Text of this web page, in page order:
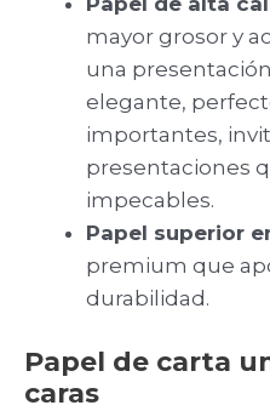
mayor grosor y
una
elegante,
importantes,
presentaciones
impecables.
Papel superior
premium que
durabilidad.
Papel de carta
caras